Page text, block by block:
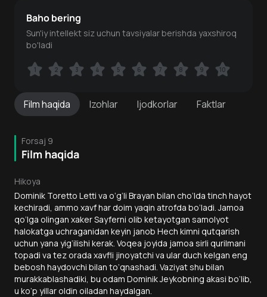
Filmhaqida Izohlar Ijodkorlar Faktlar
Forsaj 9
Film haqida
Hikoya
Dominik Toretto Letti va o‘g‘li Brayan bilan cho‘lda tinch hayot
kechiradi, ammo xavf har doim yaqin atrofda bo‘ladi. Jamoa
qo‘lga olingan xaker Sayferni olib ketayotgan samolyot
halokatga uchraganidan keyin janob Hech kimni qutqarish
uchun yana yig‘ilishi kerak. Voqea joyida jamoa sirli qurilmani
topadi va tez orada xavfli jinoyatchi va ular duch kelgan eng
bebosh haydovchi bilan to‘qnashadi. Vaziyat shu bilan
murakkablashadiki, bu odam Dominik Jeykobning akasi bo‘lib,
u ko‘p yillar oldin oiladan haydalgan.
Baho bering
Sun'iy intellekt siz uchun tavsiyalar berishda yaxshiroq
bo'ladi
1 2 3 4 5 6 7 8 9 10
1 2 3 4 5 6 7 8 9 10